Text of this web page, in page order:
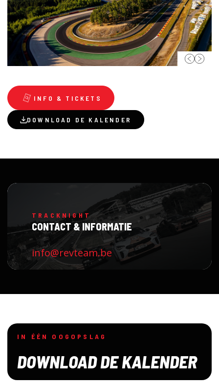
INFO & TICKETS
DOWNLOAD DE KALENDER
TRACKNIGHT
CONTACT & INFORMATIE
info@revteam.be
IN ÉÉN OOGOPSLAG
DOWNLOAD DE KALENDER